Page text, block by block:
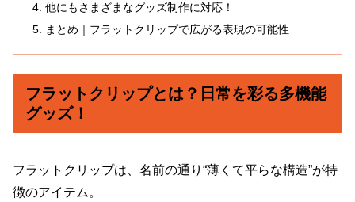
他にもさまざまなグッズ制作に対応！
まとめ｜フラットクリップで広がる表現の可能性
フラットクリップとは？日常を彩る多機能
グッズ！
フラットクリップは、名前の通り“薄くて平らな構造”が特
徴のアイテム。